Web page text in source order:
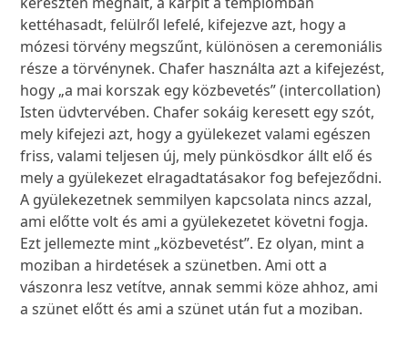
kettéhasadt, felülről lefelé, kifejezve azt, hogy a
mózesi törvény megszűnt, különösen a ceremoniális
része a törvénynek. Chafer használta azt a kifejezést,
hogy „a mai korszak egy közbevetés” (intercollation)
Isten üdvtervében. Chafer sokáig keresett egy szót,
mely kifejezi azt, hogy a gyülekezet valami egészen
friss, valami teljesen új, mely pünkösdkor állt elő és
mely a gyülekezet elragadtatásakor fog befejeződni.
A gyülekezetnek semmilyen kapcsolata nincs azzal,
ami előtte volt és ami a gyülekezetet követni fogja.
Ezt jellemezte mint „közbevetést”. Ez olyan, mint a
moziban a hirdetések a szünetben. Ami ott a
vászonra lesz vetítve, annak semmi köze ahhoz, ami
a szünet előtt és ami a szünet után fut a moziban.